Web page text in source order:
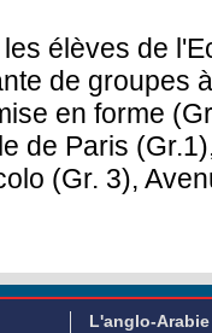
élèves de
de groupes
en forme
de Paris
(Gr. 3),
L'anglo-Arabie